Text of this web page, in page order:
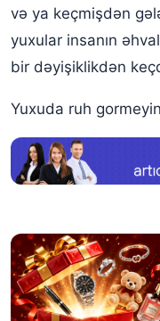
Yuxuda Ruh Qadın
Yuxuda ruhla danışmaq
Yuxuda Ruhla
Yuxuda Kabus
Yuxuda qorxunc bir
və ya keçmişdən
yuxular insanın
bir dəyişiklikdən
Yuxuda ruh